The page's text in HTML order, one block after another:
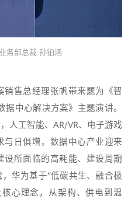
务部总裁 孙铂涵
售总经理张帆带来题为《智
中心解决方案》主题演讲。
人工智能、AR/VR、电子游戏
日俱增，数据中心产业迎来
所面临的高耗能、建设周期
华为基于“低碳共生、融合极
心理念，从架构、供电到温